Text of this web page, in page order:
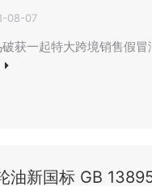
08-07
破获一起特大跨境销售假冒
油新国标 GB